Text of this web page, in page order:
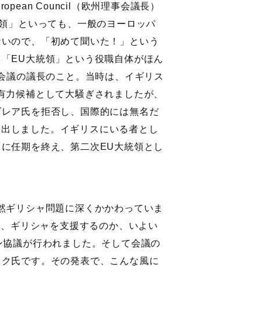
Council（欧州理事会議長）
」といっても、一般のヨーロッパ
ので、「初めて聞いた！」という
EU大統領」という役職自体がほん
の議長のこと。当時は、イギリス
候補として大騒ぎされましたが、
ア氏を拒否し、国際的には無名だ
しました。イギリスにいる者とし
任期を終え、第二次EU大統領とし
リシャ問題に深くかかわっていま
ギリシャを支援するのか、いよい
議が行われました。そして会議の
氏です。その発表で、こんな風に